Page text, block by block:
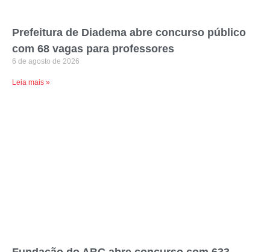
Prefeitura de Diadema abre concurso público
com 68 vagas para professores
6 de agosto de 2026
Leia mais »